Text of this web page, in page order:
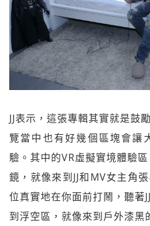
JJ表示，這張專輯其實就是鼓
覽當中也有好幾個區塊會讓
驗。其中的VR虛擬實境體驗
鏡，就像來到JJ和MV女主角
位真實地在你面前打鬧，聽著
到浮空區，就像來到戶外漆黑